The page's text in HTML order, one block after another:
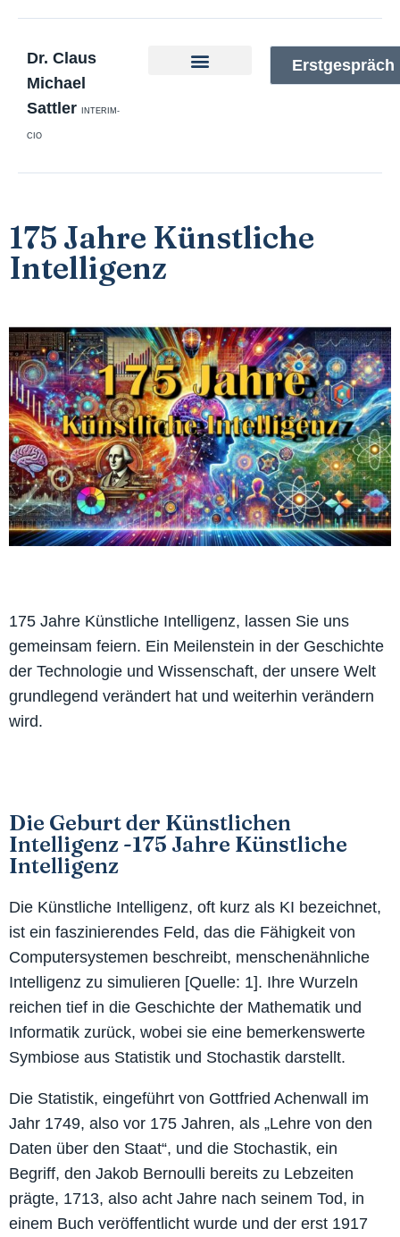
Dr. Claus
Michael
Sattler
INTERIM-
CIO
Erstgespräch
175 Jahre Künstliche
Intelligenz
175 Jahre Künstliche Intelligenz, lassen Sie uns
gemeinsam feiern. Ein Meilenstein in der Geschichte
der Technologie und Wissenschaft, der unsere Welt
grundlegend verändert hat und weiterhin verändern
wird.
Die Geburt der Künstlichen
Intelligenz -175 Jahre Künstliche
Intelligenz
Die Künstliche Intelligenz, oft kurz als KI bezeichnet,
ist ein faszinierendes Feld, das die Fähigkeit von
Computersystemen beschreibt, menschenähnliche
Intelligenz zu simulieren [Quelle: 1]. Ihre Wurzeln
reichen tief in die Geschichte der Mathematik und
Informatik zurück, wobei sie eine bemerkenswerte
Symbiose aus Statistik und Stochastik darstellt.
Die Statistik, eingeführt von Gottfried Achenwall im
Jahr 1749, also vor 175 Jahren, als „Lehre von den
Daten über den Staat“, und die Stochastik, ein
Begriff, den Jakob Bernoulli bereits zu Lebzeiten
prägte, 1713, also acht Jahre nach seinem Tod, in
einem Buch veröffentlicht wurde und der erst 1917